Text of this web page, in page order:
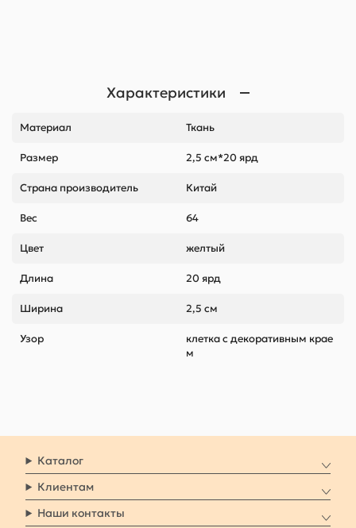
Характеристики
Материал Ткань
Размер 2,5 см*20 ярд
Страна производитель Китай
Вес 64
Цвет желтый
Длина 20 ярд
Ширина 2,5 см
Узор
клетка с декоративным крае
м
Каталог
Клиентам
Наши контакты